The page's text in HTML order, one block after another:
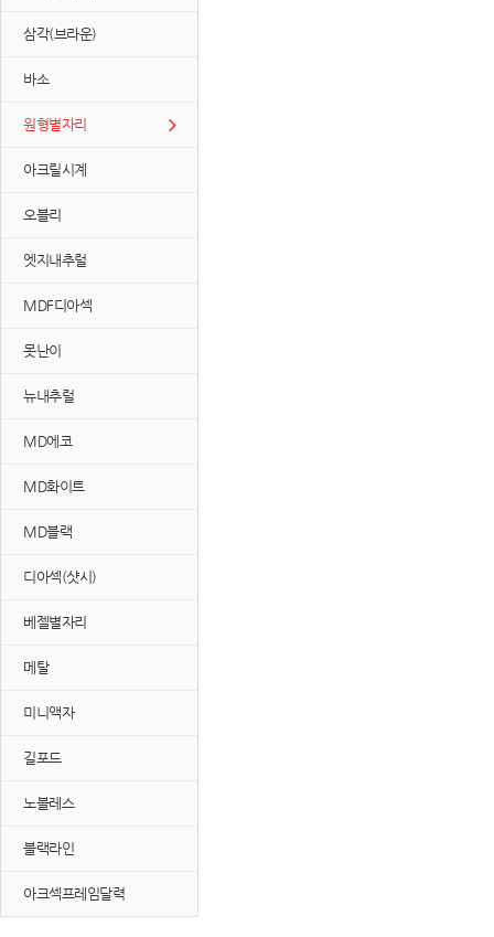
삼각(브라운)
바소
원형별자리
아크릴시계
오블리
엣지내추럴
MDF디아섹
못난이
뉴내추럴
MD에코
MD화이트
MD블랙
디아섹(샷시)
베젤별자리
메탈
미니액자
길포드
노블레스
블랙라인
아크섹프레임달력